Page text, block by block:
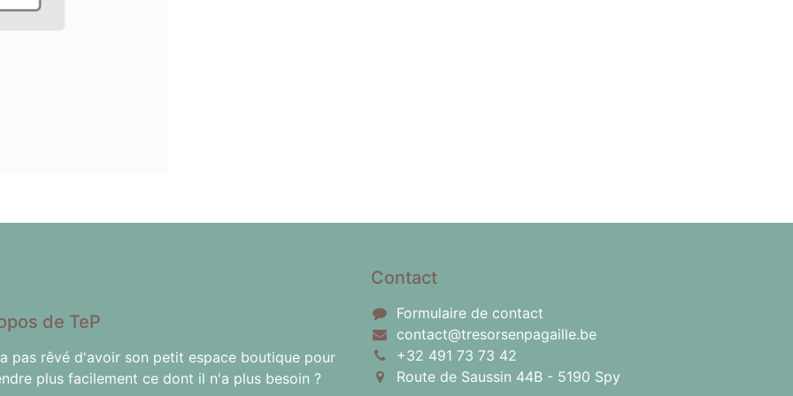
de TeP
pas rêvé d'avoir son petit espace boutique pour
plus facilement ce dont il n'a plus besoin ?
Contact
Formulaire de contact
contact@tresorsenpagaille.be
+32 491 73 73 42
Route de Saussin 44B - 5190 Spy